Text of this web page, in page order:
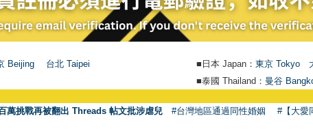
Beijing 台北 Taipei ■日本 Japan： 東京 Tokyo
■泰國 Thailand： 曼谷
萬挑戰再被翻出 Threads 帖文批涉虐兒 #台灣地區通過同性婚姻 #【大愛